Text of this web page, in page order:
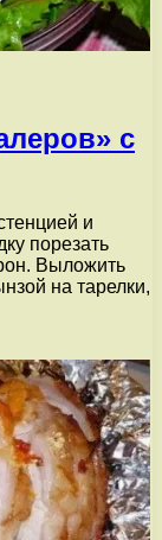
с
и
порезать
Выложить
на тарелки,